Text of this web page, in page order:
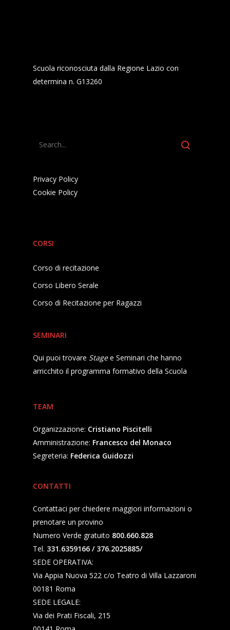
Scuola riconosciuta dalla Regione Lazio con
determina n. G13260
Privacy Policy
Cookie Policy
CORSI
Corso di recitazione
Corso Libero Serale
Corso di Recitazione per Ragazzi
SEMINARI
Qui puoi trovare Stagee Seminari che hanno
arricchito il programma formativo della Scuola
TEAM
Organizzazione: Cristiano Piscitelli
Amministrazione: Francesco del Monaco
Segreteria: Federica Guidozzi
CONTATTI
Contattaci per chiedere maggiori informazioni o
prenotare un provino
Numero Verde gratuito 800.660.828
Tel. 331.6359166 / 376.2025885/
SEDE OPERATIVA:
Via Appia Nuova 522 c/o Teatro di Villa Lazzaroni
00181 Roma
SEDE LEGALE:
Via dei Prati Fiscali, 215